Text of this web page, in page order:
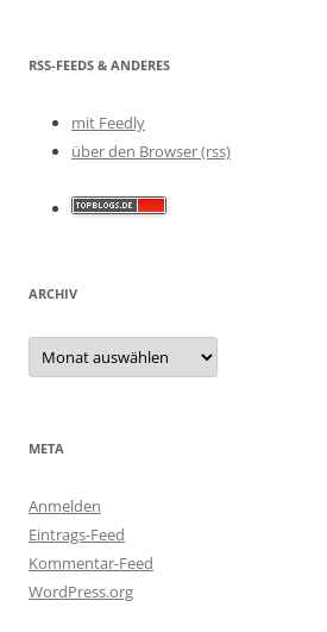
RSS-FEEDS & ANDERES
mit Feedly
über den Browser (rss)
ARCHIV
Archiv
META
Anmelden
Eintrags-Feed
Kommentar-Feed
WordPress.org